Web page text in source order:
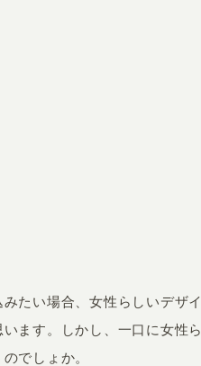
たい場合、女性らしいデザイ
ます。しかし、一口に女性ら
でしょか。